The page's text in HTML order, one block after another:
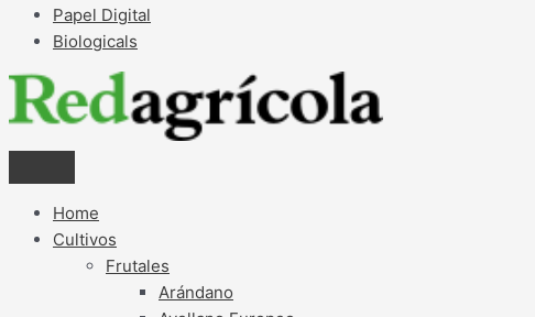
Papel Digital
Biologicals
Home
Cultivos
Frutales
Arándano